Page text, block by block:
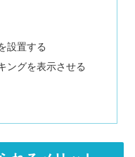
設置する
ングを表示させる